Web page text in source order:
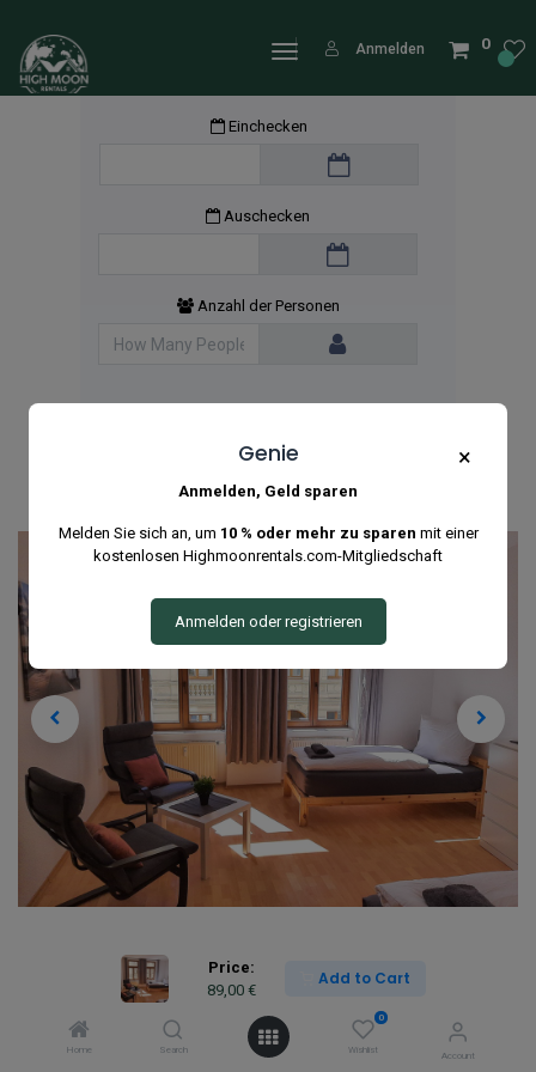
Price:
89,00€
Add to Cart
Home Search
0
Wishlist
Account
0
Anmelden
Einchecken
Auschecken
Anzahl der Personen
Genie ×
Anmelden, Geld sparen
Melden Sie sich an, um 10 % oder mehr zu sparen mit einer
kostenlosen Highmoonrentals.com-Mitgliedschaft
Anmelden oder registrieren